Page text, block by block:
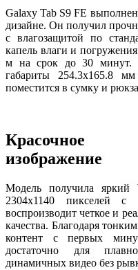
Galaxy Tab S9 FE
дизайне. Он получил
с влагозащитой по
капель влаги и
м на срок до 30 минут.
габариты 254.3х165.8
поместится в сумку и
Красочное
изображение
Модель получила яркий
2304х1140 пикселей
воспроизводит четкое и
качества. Благодаря
контент с первых
достаточно для
динамичных видео без